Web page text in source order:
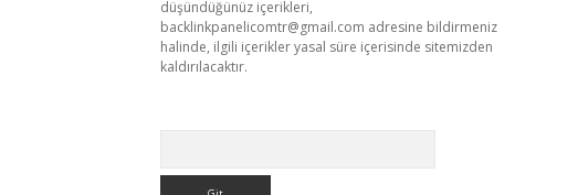
düşündüğünüz içerikleri,
backlinkpanelicomtr@gmail.com adresine bildirmeniz
halinde, ilgili içerikler yasal süre içerisinde sitemizden
kaldırılacaktır.